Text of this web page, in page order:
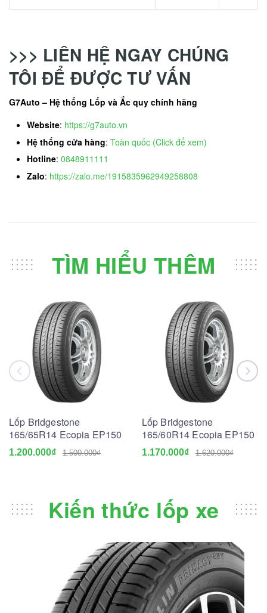
>>> LIÊN HỆ NGAY CHÚNG
TÔI ĐỂ ĐƯỢC TƯ VẤN
G7Auto – Hệ thống Lốp và Ắc quy chính hãng
Website: https://g7auto.vn
Hệ thống cửa hàng: Toàn quốc (Click để xem)
Hotline: 0848911111
Zalo: https://zalo.me/1915835962949258808
TÌM HIỂU THÊM
Lốp Bridgestone
165/65R14 Ecopia EP150
1.200.000₫ 1.500.000₫
Lốp Bridgestone
165/60R14 Ecopia EP150
1.170.000₫ 1.620.000₫
Kiến thức lốp xe